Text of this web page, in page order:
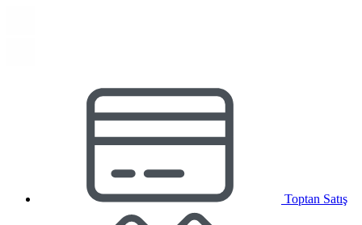
Toptan Satış